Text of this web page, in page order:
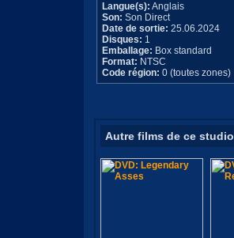
Langue(s): Anglais
Son: Son Direct
Date de sortie: 25.06.2024
Disques: 1
Emballage: Box standard
Format: NTSC
Code région: 0 (toutes zones)
Autre films de ce studio